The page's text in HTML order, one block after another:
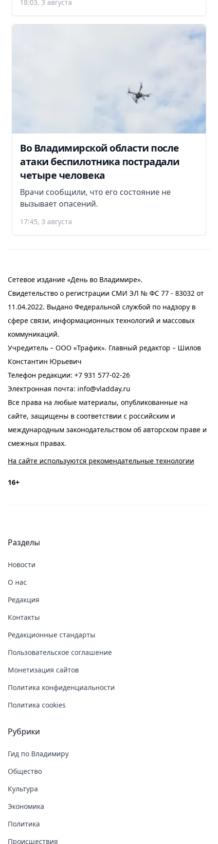
18:03, 3 августа
Во Владимирской области после
атаки беспилотника пострадали
четыре человека
Врачи сообщили, что его состояние не
вызывает опасений.
17:45, 3 августа
Сетевое издание «День во Владимире».
Свидетельство о регистрации СМИ ЭЛ № ФС 77 - 83032 от
11.04.2022. Выдано Федеральной службой по надзору в
сфере связи, информационных технологий и массовых
коммуникаций.
Учредитель – ООО «Трафик». Главный редактор – Шилов
Константин Юрьевич
Телефон редакции: +7 931 577-02-26
Электронная почта: info@vladday.ru
Все права на любые материалы, опубликованные на
сайте, защищены в соответствии с российским и
международным законодательством об авторском праве и
смежных правах.
На сайте используются рекомендательные технологии
16+
Разделы
Новости
О нас
Редакция
Контакты
Редакционные стандарты
Пользовательское соглашение
Монетизация сайтов
Политика конфиденциальности
Политика cookies
Рубрики
Гид по Владимиру
Общество
Культура
Экономика
Политика
Происшествия